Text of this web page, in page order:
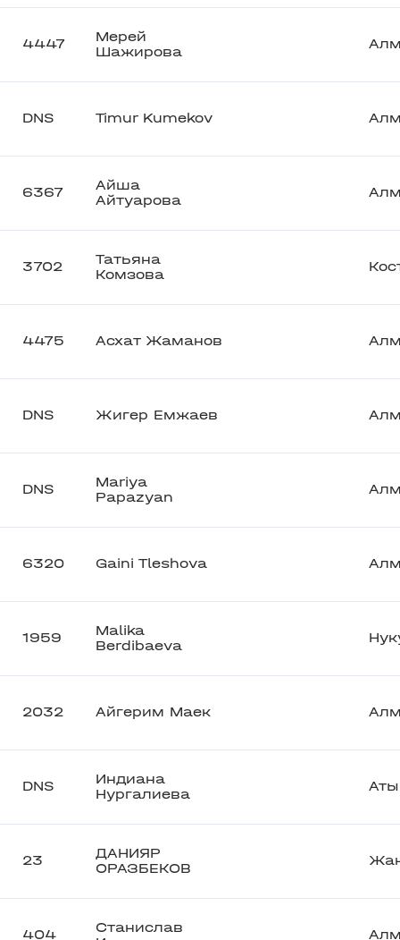
4447
Мерей
Шажирова
DNS Timur Kumekov
6367
Айша
Айтуарова
3702
Татьяна
Комзова
4475 Асхат Жаманов
DNS Жигер Емжаев
DNS
Mariya
Papazyan
6320 Gaini Tleshova
1959
Malika
Berdibaeva
2032 Айгерим Маек
DNS
Индиана
Нургалиева
23
ДАНИЯР
ОРАЗБЕКОВ
404
Станислав